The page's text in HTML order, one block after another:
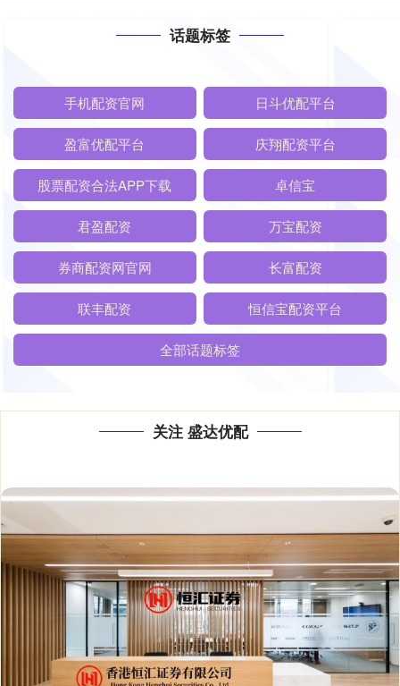
话题标签
手机配资官网 日斗优配平台
盈富优配平台 庆翔配资平台
股票配资合法APP下载 卓信宝
君盈配资 万宝配资
券商配资网官网 长富配资
联丰配资 恒信宝配资平台
全部话题标签
关注 盛达优配